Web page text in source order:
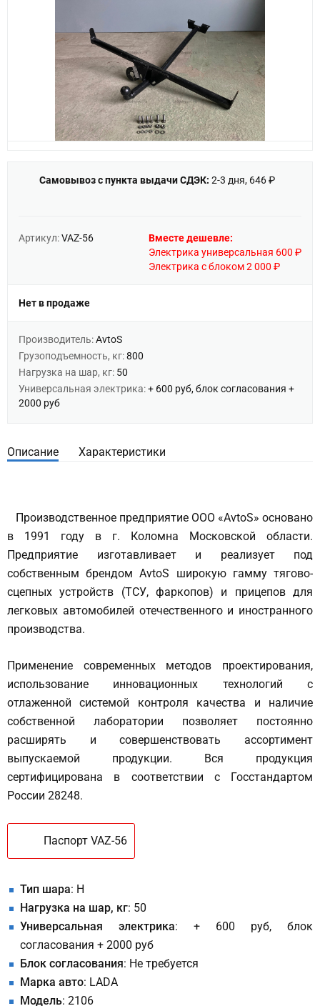
Самовывоз с пункта выдачи СДЭК: 2-3 дня, 646 ₽
Артикул:VAZ-56
Вместе дешевле:
Электрика универсальная 600 ₽
Электрика с блоком 2 000 ₽
Нет в продаже
Производитель:AvtoS
Грузоподъемность, кг:800
Нагрузка на шар, кг: 50
Универсальная электрика:+ 600 руб, блок согласования +
2000 руб
Описание Характеристики
Производственное предприятие ООО «AvtoS» основано
в 1991 году в г. Коломна Московской области.
Предприятие изготавливает и реализует под
собственным брендом AvtoS широкую гамму тягово-
сцепных устройств (ТСУ, фаркопов) и прицепов для
легковых автомобилей отечественного и иностранного
производства.
Применение современных методов проектирования,
использование инновационных технологий с
отлаженной системой контроля качества и наличие
собственной лаборатории позволяет постоянно
расширять и совершенствовать ассортимент
выпускаемой продукции. Вся продукция
сертифицирована в соответствии с Госстандартом
России 28248.
Паспорт VAZ-56
Тип шара: H
Нагрузка на шар, кг: 50
Универсальная электрика: + 600 руб, блок
согласования + 2000 руб
Блок согласования: Не требуется
Марка авто: LADA
Модель: 2106